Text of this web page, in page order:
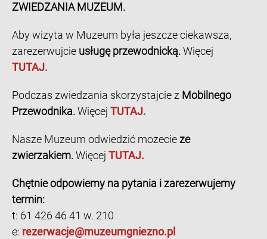
ZWIEDZANIA MUZEUM.
Aby wizyta w Muzeum była jeszcze ciekawsza,
zarezerwujcie usługę przewodnicką.Więcej
TUTAJ.
Podczas zwiedzania skorzystajcie z Mobilnego
Przewodnika.Więcej TUTAJ.
Nasze Muzeum odwiedzić możecieze
zwierzakiem.Więcej TUTAJ.
Chętnie odpowiemy na pytania i zarezerwujemy
termin:
t: 61 426 46 41 w. 210
e: rezerwacje@muzeumgniezno.pl